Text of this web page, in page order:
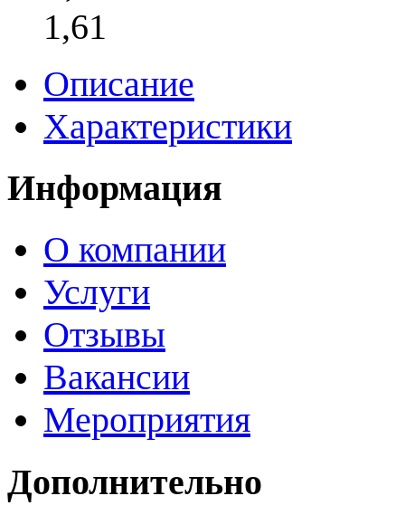
1,61
Описание
Характеристики
Информация
О компании
Услуги
Отзывы
Вакансии
Мероприятия
Дополнительно